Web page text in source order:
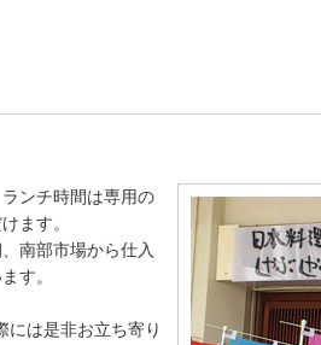
ンチ時間は専用の
ます。
南部市場から仕入
す。
には是非お立ち寄り